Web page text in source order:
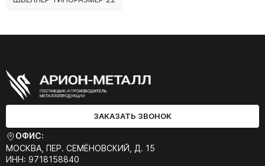
ЗАКАЗАТЬ ЗВОНОК
ОФИС:
МОСКВА, ПЕР. СЕМЁНОВСКИЙ, Д. 15
ИНН: 9718158840